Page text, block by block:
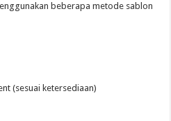
beberapa metode sablon
(sesuai ketersediaan)